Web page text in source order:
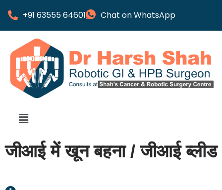
+91 63555 64601 Chat on WhatsApp
जीआई में खून बहना / जीआई ब्लीड